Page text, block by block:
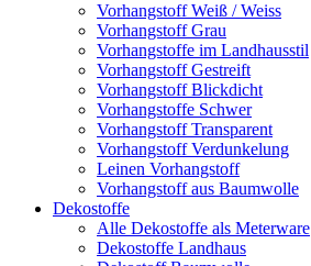
Vorhangstoff Weiß / Weiss
Vorhangstoff Grau
Vorhangstoffe im Landhausstil
Vorhangstoff Gestreift
Vorhangstoff Blickdicht
Vorhangstoffe Schwer
Vorhangstoff Transparent
Vorhangstoff Verdunkelung
Leinen Vorhangstoff
Vorhangstoff aus Baumwolle
Dekostoffe
Alle Dekostoffe als Meterware
Dekostoffe Landhaus